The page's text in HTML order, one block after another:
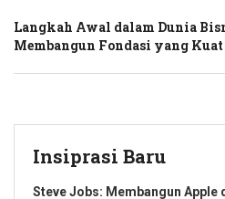
Langkah Awal dalam Dunia
Membangun Fondasi yang Kuat
Insiprasi Baru
Steve Jobs: Membangun Apple